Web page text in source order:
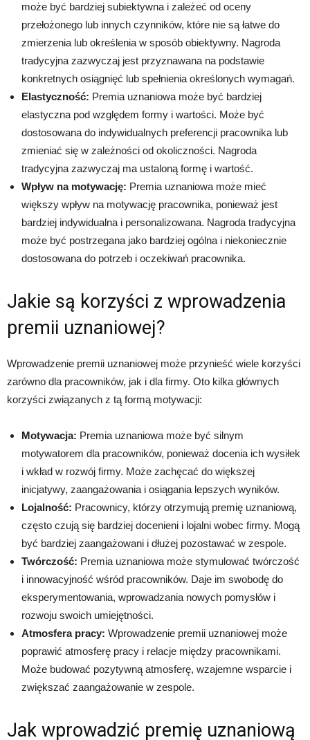
może być bardziej subiektywna i zależeć od oceny
przełożonego lub innych czynników, które nie są łatwe do
zmierzenia lub określenia w sposób obiektywny. Nagroda
tradycyjna zazwyczaj jest przyznawana na podstawie
konkretnych osiągnięć lub spełnienia określonych wymagań.
Elastyczność: Premia uznaniowa może być bardziej
elastyczna pod względem formy i wartości. Może być
dostosowana do indywidualnych preferencji pracownika lub
zmieniać się w zależności od okoliczności. Nagroda
tradycyjna zazwyczaj ma ustaloną formę i wartość.
Wpływ na motywację: Premia uznaniowa może mieć
większy wpływ na motywację pracownika, ponieważ jest
bardziej indywidualna i personalizowana. Nagroda tradycyjna
może być postrzegana jako bardziej ogólna i niekoniecznie
dostosowana do potrzeb i oczekiwań pracownika.
Jakie są korzyści z wprowadzenia
premii uznaniowej?
Wprowadzenie premii uznaniowej może przynieść wiele korzyści
zarówno dla pracowników, jak i dla firmy. Oto kilka głównych
korzyści związanych z tą formą motywacji:
Motywacja: Premia uznaniowa może być silnym
motywatorem dla pracowników, ponieważ docenia ich wysiłek
i wkład w rozwój firmy. Może zachęcać do większej
inicjatywy, zaangażowania i osiągania lepszych wyników.
Lojalność: Pracownicy, którzy otrzymują premię uznaniową,
często czują się bardziej docenieni i lojalni wobec firmy. Mogą
być bardziej zaangażowani i dłużej pozostawać w zespole.
Twórczość: Premia uznaniowa może stymulować twórczość
i innowacyjność wśród pracowników. Daje im swobodę do
eksperymentowania, wprowadzania nowych pomysłów i
rozwoju swoich umiejętności.
Atmosfera pracy: Wprowadzenie premii uznaniowej może
poprawić atmosferę pracy i relacje między pracownikami.
Może budować pozytywną atmosferę, wzajemne wsparcie i
zwiększać zaangażowanie w zespole.
Jak wprowadzić premię uznaniową